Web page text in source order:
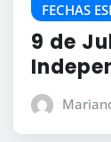
FECHAS
9 de